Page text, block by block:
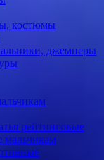
костюмы
джемперы
рейтинговые
мальчикам